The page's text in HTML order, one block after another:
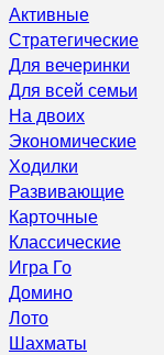
Активные
Стратегические
Для вечеринки
Для всей семьи
На двоих
Экономические
Ходилки
Развивающие
Карточные
Классические
Игра Го
Домино
Лото
Шахматы